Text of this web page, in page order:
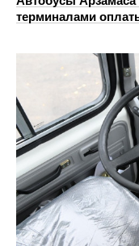
терминалами